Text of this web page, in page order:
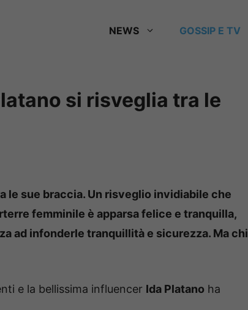
NEWS GOSSIP E TV
si risveglia tra le
le sue braccia. Un risveglio invidiabile che
femminile è apparsa felice e tranquilla,
ad infonderle tranquillità e sicurezza. Ma chi
e la bellissima influencer Ida Platano ha